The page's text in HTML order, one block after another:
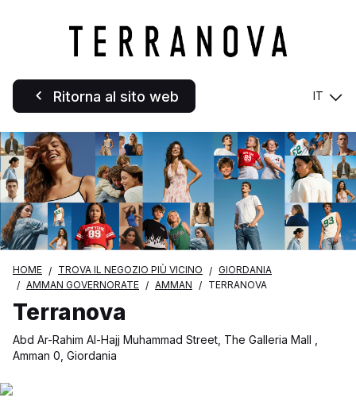
Ritorna al sito web IT
HOME TROVA IL NEGOZIO PIÙ VICINO
GIORDANIA
AMMAN GOVERNORATE
AMMAN TERRANOVA
Terranova
Abd Ar-Rahim Al-Hajj Muhammad Street, The Galleria Mall ,
Amman 0, Giordania